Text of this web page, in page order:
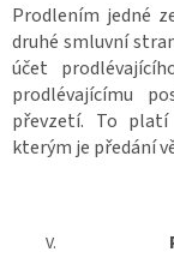
Prodlením jedné
druhé smluvní
účet
prodlévajícímu
převzetí. To
kterým je předání